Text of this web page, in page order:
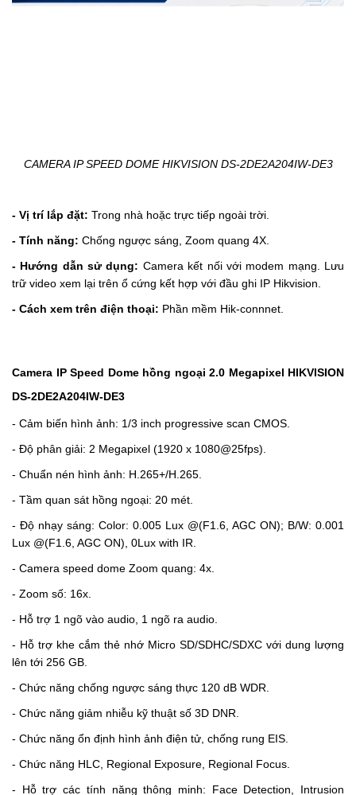
CAMERA IP SPEED DOME HIKVISION DS-2DE2A204IW-DE3
- Vị trí lắp đặt: Trong nhà hoặc trực tiếp ngoài trời.
- Tính năng: Chống ngược sáng, Zoom quang 4X.
- Hướng dẫn sử dụng: Camera kết nối với modem mạng. Lưu
trữ video xem lại trên ổ cứng kết hợp với đầu ghi IP Hikvision.
- Cách xem trên điện thoại: Phần mềm Hik-connnet.
Camera IP Speed Dome hồng ngoại 2.0 Megapixel HIKVISION
DS-2DE2A204IW-DE3
- Cảm biến hình ảnh: 1/3 inch progressive scan CMOS.
- Độ phân giải: 2 Megapixel (1920 x 1080@25fps).
- Chuẩn nén hình ảnh: H.265+/H.265.
- Tầm quan sát hồng ngoại: 20 mét.
- Độ nhạy sáng: Color: 0.005 Lux @(F1.6, AGC ON); B/W: 0.001
Lux @(F1.6, AGC ON), 0Lux with IR.
- Camera speed dome Zoom quang: 4x.
- Zoom số: 16x.
- Hỗ trợ 1 ngõ vào audio, 1 ngõ ra audio.
- Hỗ trợ khe cắm thẻ nhớ Micro SD/SDHC/SDXC với dung lượng
lên tới 256 GB.
- Chức năng chống ngược sáng thực 120 dB WDR.
- Chức năng giảm nhiễu kỹ thuật số 3D DNR.
- Chức năng ổn định hình ảnh điện tử, chống rung EIS.
- Chức năng HLC, Regional Exposure, Regional Focus.
- Hỗ trợ các tính năng thông minh: Face Detection, Intrusion